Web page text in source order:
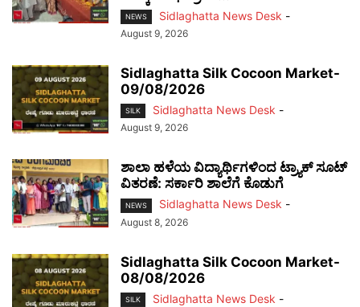
NEWS Sidlaghatta News Desk -
August 9, 2026
Sidlaghatta Silk Cocoon Market-
09/08/2026
SILK Sidlaghatta News Desk -
August 9, 2026
ಶಾಲಾ ಹಳೆಯ ವಿದ್ಯಾರ್ಥಿಗಳಿಂದ ಟ್ರ್ಯಾಕ್‌ ಸೂಟ್
ವಿತರಣೆ: ಸರ್ಕಾರಿ ಶಾಲೆಗೆ ಕೊಡುಗೆ
NEWS Sidlaghatta News Desk -
August 8, 2026
Sidlaghatta Silk Cocoon Market-
08/08/2026
SILK Sidlaghatta News Desk -